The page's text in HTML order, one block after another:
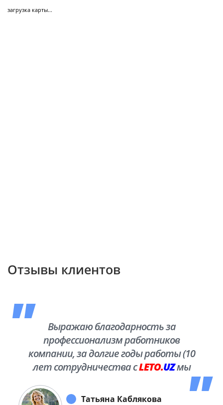
загрузка карты...
Отзывы клиентов
Выражаю благодарность за
профессионализм работников
компании, за долгие годы работы (10
лет сотрудничества сLETO.UZмы
необъятной Родины.
Татьяна Каблякова